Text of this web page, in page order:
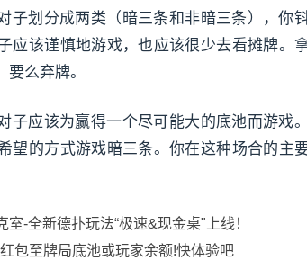
子划分成两类（暗三条和非暗三条），你
应该谨慎地游戏，也应该很少去看摊牌。
么弃牌。
子应该为赢得一个尽可能大的底池而游戏
望的方式游戏暗三条。你在这种场合的主
-全新德扑玩法“极速&现金桌"上线！
包至牌局底池或玩家余额!快体验吧